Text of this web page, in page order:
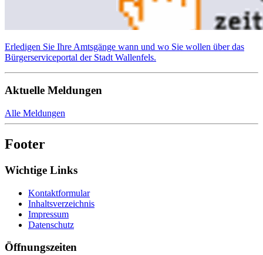
Erledigen Sie Ihre Amtsgänge wann und wo Sie wollen über das
Bürgerserviceportal der Stadt Wallenfels.
Aktuelle Meldungen
Alle Meldungen
Footer
Wichtige Links
Kontaktformular
Inhaltsverzeichnis
Impressum
Datenschutz
Öffnungszeiten